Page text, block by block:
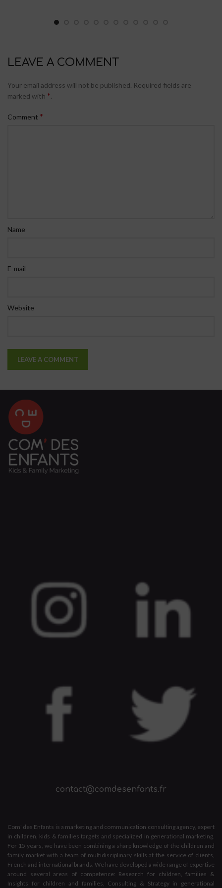
LEAVE A COMMENT
Your email address will not be published. Required fields are
marked with *.
Comment *
Name
E-mail
Website
contact@comdesenfants.fr
Com' des Enfants is a marketing and communication consulting agency, expert
in children, kids & families targets and specialized in generational marketing.
For 15 years, we have been combining a sharp knowledge of the children and
family market with a team of multidisciplinary skills at the service of clients,
French and international brands. We have developed a wide range of expertise
around several areas of competence: Research for children, families &
Insights for children and families, Consulting & Strategy in generational